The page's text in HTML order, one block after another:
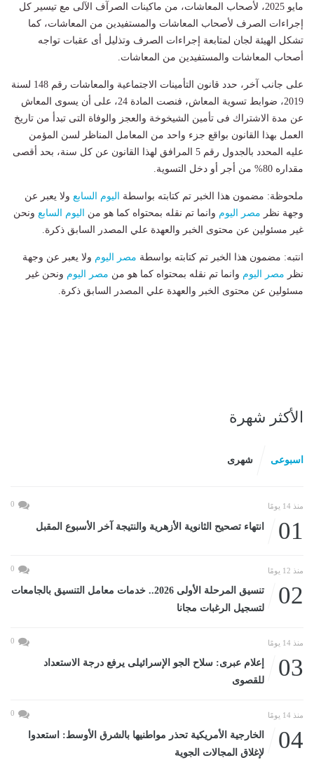
مايو 2025، لأصحاب المعاشات، من ماكينات الصرآف الآلى مع تيسير كل
إجراءات الصرف لأصحاب المعاشات والمستفيدين من المعاشات، كما
تشكل الهيئة لجان لمتابعة إجراءات الصرف وتذليل أى عقبات تواجه
أصحاب المعاشات والمستفيدين من المعاشات.
على جانب آخر، حدد قانون التأمينات الاجتماعية والمعاشات رقم 148 لسنة
2019، ضوابط تسوية المعاش، فنصت المادة 24، على أن يسوى المعاش
عن مدة الاشتراك فى تأمين الشيخوخة والعجز والوفاة التى تبدأ من تاريخ
العمل بهذا القانون بواقع جزء واحد من المعامل المناظر لسن المؤمن
عليه المحدد بالجدول رقم 5 المرافق لهذا القانون عن كل سنة، بحد أقصى
مقداره 80% من أجر أو دخل التسوية.
ملحوظة: مضمون هذا الخبر تم كتابته بواسطة اليوم السابع ولا يعبر عن
وجهة نظر مصر اليوم وانما تم نقله بمحتواه كما هو من اليوم السابع ونحن
غير مسئولين عن محتوى الخبر والعهدة علي المصدر السابق ذكرة.
انتبه: مضمون هذا الخبر تم كتابته بواسطة مصر اليوم ولا يعبر عن وجهة
نظر مصر اليوم وانما تم نقله بمحتواه كما هو من مصر اليوم ونحن غير
مسئولين عن محتوى الخبر والعهدة علي المصدر السابق ذكرة.
الأكثر شهرة
اسبوعى شهرى
منذ 14 يومًا 0
01 انتهاء تصحيح الثانوية الأزهرية والنتيجة آخر الأسبوع المقبل
منذ 12 يومًا 0
02
تنسيق المرحلة الأولى 2026.. خدمات معامل التنسيق بالجامعات
لتسجيل الرغبات مجانا
منذ 14 يومًا 0
03
إعلام عبرى: سلاح الجو الإسرائيلى يرفع درجة الاستعداد
للقصوى
منذ 14 يومًا 0
04
الخارجية الأمريكية تحذر مواطنيها بالشرق الأوسط: استعدوا
لإغلاق المجالات الجوية